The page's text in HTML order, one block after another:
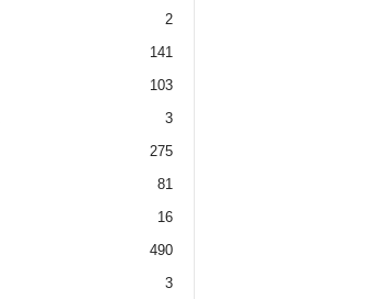
2
141
103
3
275
81
16
490
3